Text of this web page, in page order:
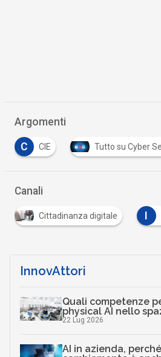
Argomenti
C CIE Tutto su Cyber
Canali
Cittadinanza digitale
InnovAttori
Quali competenze
physical AI nello
22 Lug 2026
AI in azienda,